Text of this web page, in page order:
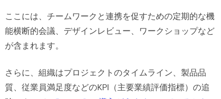
ここには、チームワークと連携を促すための定期的な機
能横断的会議、デザインレビュー、ワークショップなど
が含まれます。
さらに、組織はプロジェクトのタイムライン、製品品
質、従業員満足度などのKPI（主要業績評価指標）の追